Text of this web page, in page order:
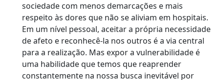
sociedade com menos demarcações e mais
respeito às dores que não se aliviam em hospitais.
Em um nível pessoal, aceitar a própria necessidade
de afeto e reconhecê-la nos outros é a via central
para a realização. Mas expor a vulnerabilidade é
uma habilidade que temos que reaprender
constantemente na nossa busca inevitável por